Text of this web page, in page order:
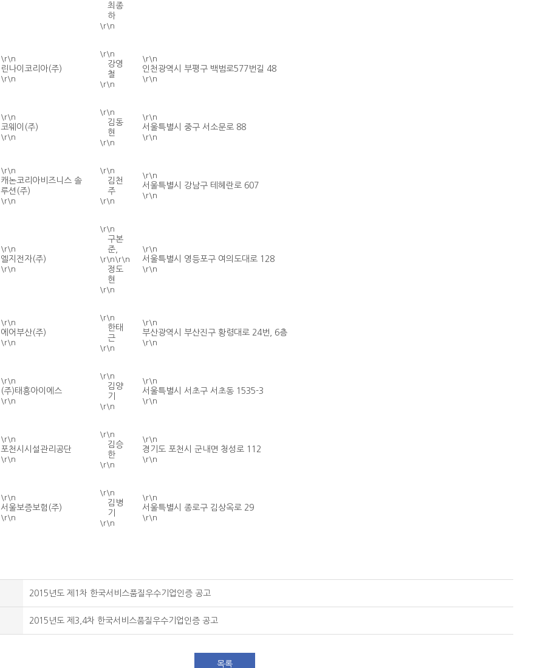
최종
하
\r\n
\r\n
린나이코리아(주)
\r\n
\r\n
강영
철
\r\n
\r\n
인천광역시 부평구 백범로577번길 48
\r\n
\r\n
코웨이(주)
\r\n
\r\n
김동
현
\r\n
\r\n
서울특별시 중구 서소문로 88
\r\n
\r\n
캐논코리아비즈니스 솔
루션(주)
\r\n
\r\n
김천
주
\r\n
\r\n
서울특별시 강남구 테헤란로 607
\r\n
\r\n
엘지전자(주)
\r\n
\r\n
구본
준,
\r\n\r\n
정도
현
\r\n
\r\n
서울특별시 영등포구 여의도대로 128
\r\n
\r\n
에어부산(주)
\r\n
\r\n
한태
근
\r\n
\r\n
부산광역시 부산진구 황령대로 24번, 6층
\r\n
\r\n
(주)태흥아이에스
\r\n
\r\n
김양
기
\r\n
\r\n
서울특별시 서초구 서초동 1535-3
\r\n
\r\n
포천시시설관리공단
\r\n
\r\n
김승
한
\r\n
\r\n
경기도 포천시 군내면 청성로 112
\r\n
\r\n
서울보증보험(주)
\r\n
\r\n
김병
기
\r\n
\r\n
서울특별시 종로구 김상옥로 29
\r\n
2015년도 제1차 한국서비스품질우수기업인증 공고
2015년도 제3,4차 한국서비스품질우수기업인증 공고
목록